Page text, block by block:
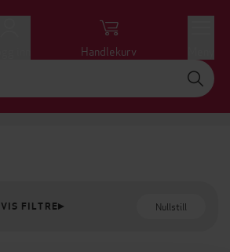
Handlekurv
VIS FILTRE Nullstill